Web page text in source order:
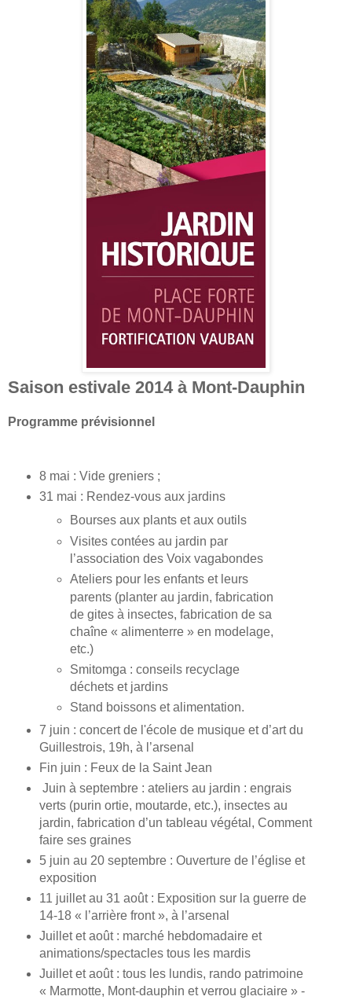
Saison estivale 2014 à Mont-Dauphin
Programme prévisionnel
8 mai : Vide greniers ;
31 mai : Rendez-vous aux jardins
Bourses aux plants et aux outils
Visites contées au jardin par
l’association des Voix vagabondes
Ateliers pour les enfants et leurs
parents (planter au jardin, fabrication
de gites à insectes, fabrication de sa
chaîne « alimenterre » en modelage,
etc.)
Smitomga : conseils recyclage
déchets et jardins
Stand boissons et alimentation.
7 juin : concert de l'école de musique et d’art du
Guillestrois, 19h, à l’arsenal
Fin juin : Feux de la Saint Jean
Juin à septembre : ateliers au jardin : engrais
verts (purin ortie, moutarde, etc.), insectes au
jardin, fabrication d’un tableau végétal, Comment
faire ses graines
5 juin au 20 septembre : Ouverture de l’église et
exposition
11 juillet au 31 août : Exposition sur la guerre de
14-18 « l’arrière front », à l’arsenal
Juillet et août : marché hebdomadaire et
animations/spectacles tous les mardis
Juillet et août : tous les lundis, rando patrimoine
« Marmotte, Mont-dauphin et verrou glaciaire » -